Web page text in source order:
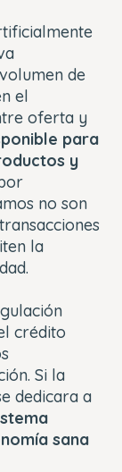
de
el
oferta y
para
y
no son
la
crédito
Si la
dedicara a
sana